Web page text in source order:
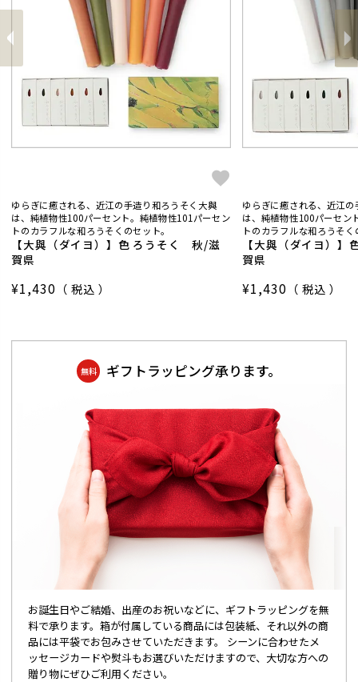
前
へ
ゆらぎに癒される、近江の手造り和ろうそく大與
は、純植物性100パーセント。純植物性101パーセン
トのカラフルな和ろうそくのセット。
【大與（ダイヨ）】色 ろうそく 秋/滋
賀県
¥1,430 税込
ゆらぎに癒される、近江
は、純植物性100パーセン
トのカラフルな和ろうそ
【大與（ダイヨ）
賀県
¥1,430 税込
次
へ
無料 ギフトラッピング承ります。
お誕生日やご結婚、出産のお祝いなどに、ギフトラッピングを無
料で承ります。箱が付属している商品には包装紙、それ以外の商
品には平袋でお包みさせていただきます。 シーンに合わせたメ
ッセージカードや熨斗もお選びいただけますので、大切な方への
贈り物にぜひご利用ください。